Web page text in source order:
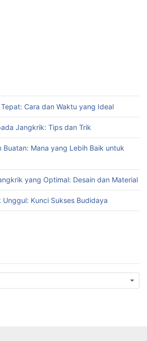
Cara dan Waktu yang Ideal
Jangkrik: Tips dan Trik
Buatan: Mana yang Lebih Baik untuk
yang Optimal: Desain dan Material
Kunci Sukses Budidaya